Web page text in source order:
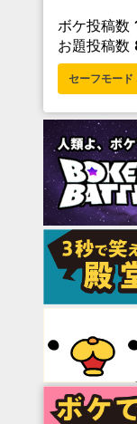
ボケ投稿数
お題投稿数
セーフモード